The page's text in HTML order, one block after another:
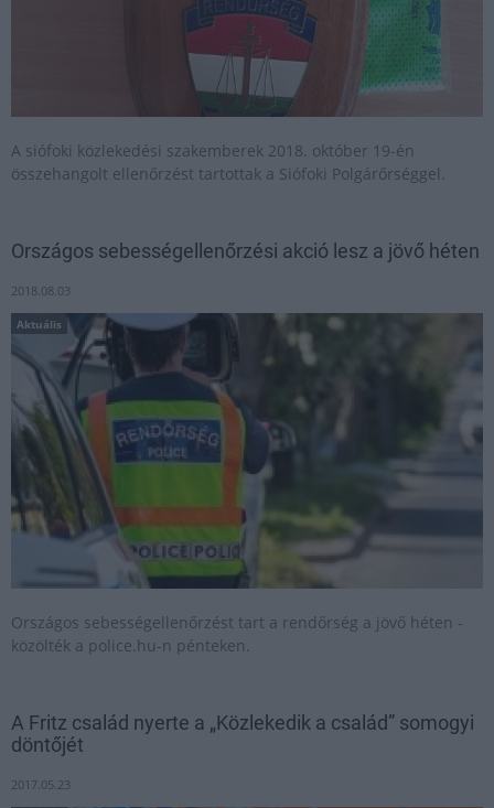
A siófoki közlekedési szakemberek 2018. október 19-én
összehangolt ellenőrzést tartottak a Siófoki Polgárőrséggel.
Országos sebességellenőrzési akció lesz a jövő héten
2018.08.03
Aktuális
Országos sebességellenőrzést tart a rendőrség a jövő héten -
közölték a police.hu-n pénteken.
A Fritz család nyerte a „Közlekedik a család” somogyi
döntőjét
2017.05.23